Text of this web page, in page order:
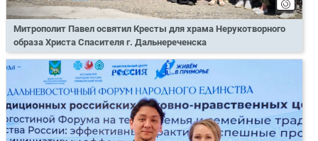
Митрополит Павел освятил Кресты для храма Нерукотворного
образа Христа Спасителя г. Дальнереченска